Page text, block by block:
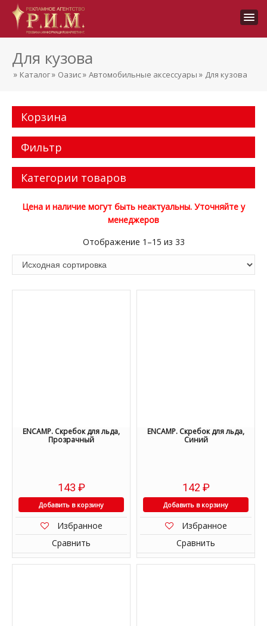
Для кузова
» Каталог» Оазис» Автомобильные аксессуары » Для кузова
Корзина
Фильтр
Категории товаров
Цена и наличие могут быть неактуальны. Уточняйте у
менеджеров
Отображение 1–15 из 33
ENCAMP. Скребок для льда,
Прозрачный
143 ₽
Добавить в корзину
Избранное
Сравнить
ENCAMP. Скребок для льда,
Синий
142 ₽
Добавить в корзину
Избранное
Сравнить